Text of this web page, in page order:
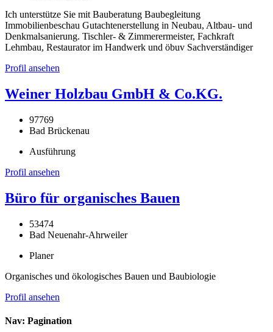
Ich unterstütze Sie mit Bauberatung Baubegleitung
Immobilienbeschau Gutachtenerstellung in Neubau, Altbau- und
Denkmalsanierung. Tischler- & Zimmerermeister, Fachkraft
Lehmbau, Restaurator im Handwerk und öbuv Sachverständiger
Profil ansehen
Weiner Holzbau GmbH & Co.KG.
97769
Bad Brückenau
Ausführung
Profil ansehen
Büro für organisches Bauen
53474
Bad Neuenahr-Ahrweiler
Planer
Organisches und ökologisches Bauen und Baubiologie
Profil ansehen
Nav: Pagination